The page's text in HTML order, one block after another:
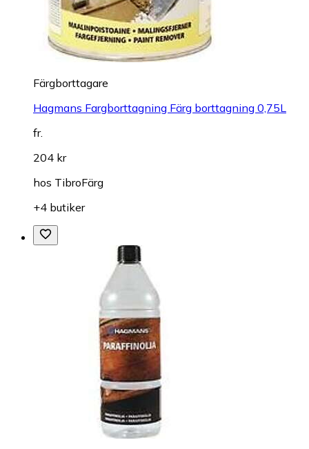
Färgborttagare
Hagmans Fargborttagning Färg borttagning 0,75L
fr.
204 kr
hos TibroFärg
+4 butiker